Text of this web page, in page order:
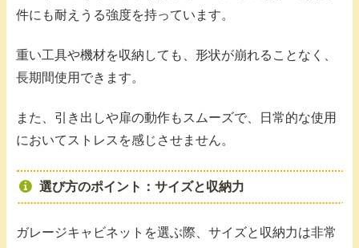
件にも耐えうる強度を持っています。
重い工具や機材を収納しても、形状が崩れることなく、
長期間使用できます。
また、引き出しや扉の動作もスムーズで、日常的な使用
においてストレスを感じさせません。
選び方のポイント：サイズと収納力
ガレージキャビネットを選ぶ際、サイズと収納力は非常